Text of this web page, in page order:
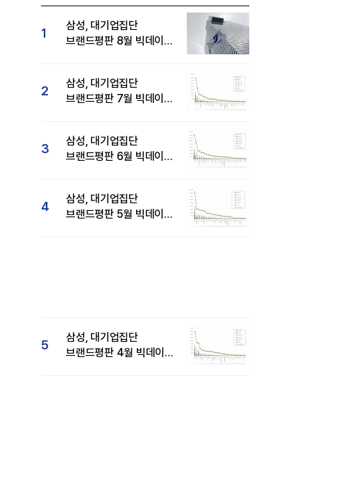
1
삼성, 대기업집단
브랜드평판 8월 빅데이터
2
삼성, 대기업집단
브랜드평판 7월 빅데이터
3
삼성, 대기업집단
브랜드평판 6월 빅데이터
4
삼성, 대기업집단
브랜드평판 5월 빅데이터
5
삼성, 대기업집단
브랜드평판 4월 빅데이터